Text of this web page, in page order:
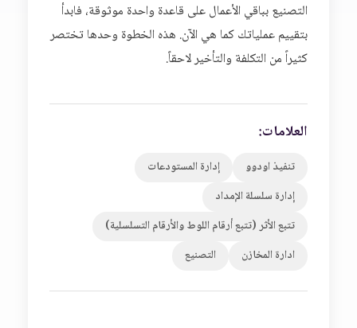
التصنيع بباقي الأعمال على قاعدة واحدة موثوقة، فابدأ
بتقييم عملياتك كما هي الآن. هذه الخطوة وحدها تختصر
كثيراً من التكلفة والتأخير لاحقاً.
العلامات:
تنفيذ اودوو
إدارة المستودعات
إدارة سلسلة الإمداد
تتبع الأثر (تتبع أرقام اللوط والأرقام التسلسلية)
ادارة المخازن
التصنيع